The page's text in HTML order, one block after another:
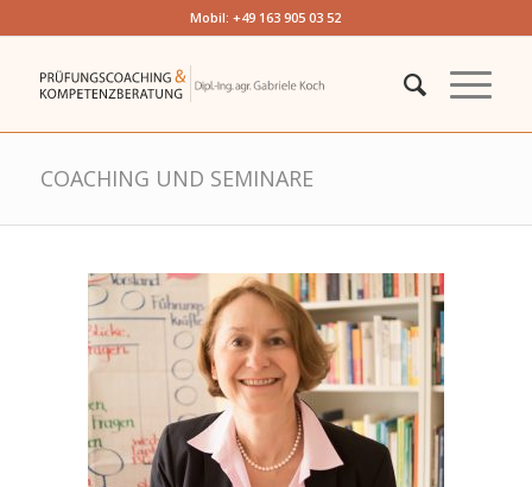
Mobil: +49 163 905 03 52
COACHING UND SEMINARE